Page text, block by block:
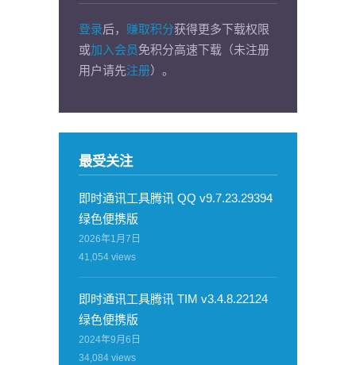
登录后， 赚取积分获得更多下载权限
或加入会员免积分高速下载（未注册
用户请先注册）。
最受关注
即时通讯工具腾讯 QQ v9.7.23.29394
绿色便携版
2026年1月7日
41,054 views
即时通讯工具腾讯 TIM v3.4.8.22124
绿色便携版
2024年9月6日
34,084 views